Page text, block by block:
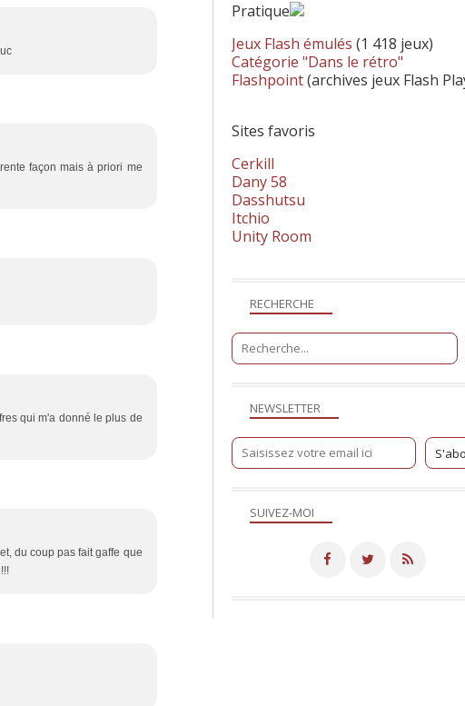
façon mais à priori me
qui m'a donné le plus de
du coup pas fait gaffe que
NEWSLETTER
SUIVEZ-MOI
RECHERCHE
Pratique
Jeux Flash émulés (1 418 jeux)
Catégorie "Dans le rétro"
Flashpoint(archives jeux Flash
Sites favoris
Cerkill
Dany 58
Dasshutsu
Itchio
Unity Room